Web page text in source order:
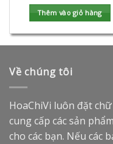
Thêm vào giỏ hàng
Về chúng tôi
HoaChiVi luôn đặt
cung cấp các sản
cho các bạn. Nếu các